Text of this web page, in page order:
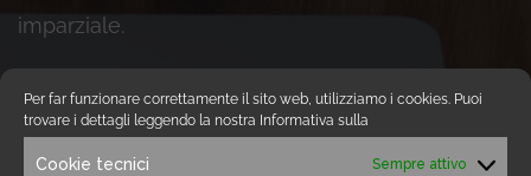
Per far funzionare correttamente il sito web, utilizziamo i cookies. Puoi
trovare i dettagli leggendo la nostra Informativa sulla
Cookie tecnici Sempre attivo
imparziale.
Esplora Software